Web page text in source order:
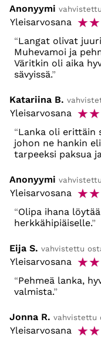
Anonyymi
Yleisarvosana ☆☆
Langat olivat
Muhevamoi ja
Väritkin oli aika
sävyissä.
Katariina B.
Yleisarvosana ☆☆
Lanka oli erittäin
johon ne hankin
tarpeeksi paksua
Anonyymi
Yleisarvosana ☆☆
Olipa ihana
herkkähipiäiselle.
Eija S. vahvistettu
Yleisarvosana ☆☆
Pehmeä lanka,
valmista.
Jonna R. vahvistettu
Yleisarvosana ☆☆